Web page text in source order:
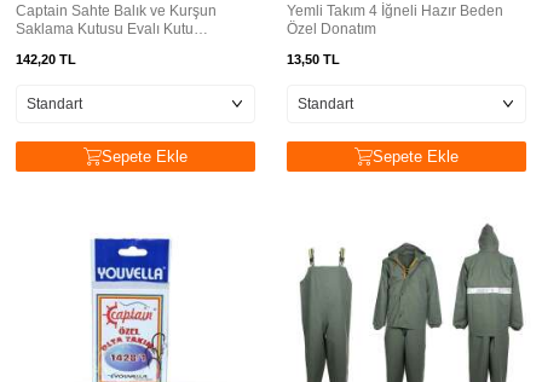
Captain Sahte Balık ve Kurşun
Saklama Kutusu Evalı Kutu
142,20 TL
Sepete Ekle
Yemli Takım 4 İğneli Hazır Beden
Özel Donatım
13,50 TL
Sepete Ekle